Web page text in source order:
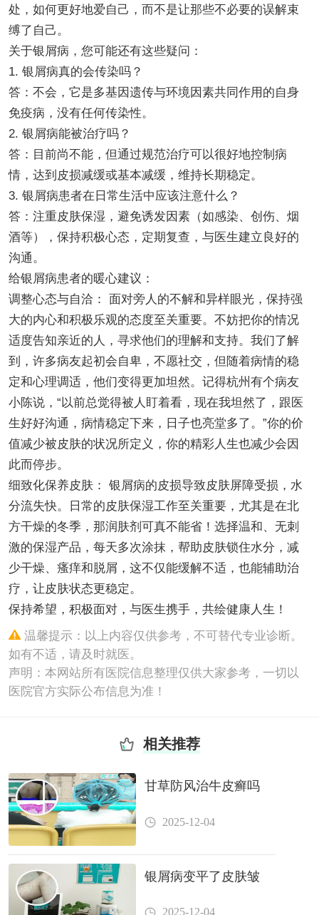
处，如何更好地爱自己，而不是让那些不必要的误解束
缚了自己。
关于银屑病，您可能还有这些疑问：
1. 银屑病真的会传染吗？
答：不会，它是多基因遗传与环境因素共同作用的自身
免疫病，没有任何传染性。
2. 银屑病能被治疗吗？
答：目前尚不能，但通过规范治疗可以很好地控制病
情，达到皮损减缓或基本减缓，维持长期稳定。
3. 银屑病患者在日常生活中应该注意什么？
答：注重皮肤保湿，避免诱发因素（如感染、创伤、烟
酒等），保持积极心态，定期复查，与医生建立良好的
沟通。
给银屑病患者的暖心建议：
调整心态与自洽： 面对旁人的不解和异样眼光，保持强
大的内心和积极乐观的态度至关重要。不妨把你的情况
适度告知亲近的人，寻求他们的理解和支持。我们了解
到，许多病友起初会自卑，不愿社交，但随着病情的稳
定和心理调适，他们变得更加坦然。记得杭州有个病友
小陈说，“以前总觉得被人盯着看，现在我坦然了，跟医
生好好沟通，病情稳定下来，日子也亮堂多了。”你的价
值减少被皮肤的状况所定义，你的精彩人生也减少会因
此而停步。
细致化保养皮肤： 银屑病的皮损导致皮肤屏障受损，水
分流失快。日常的皮肤保湿工作至关重要，尤其是在北
方干燥的冬季，那润肤剂可真不能省！选择温和、无刺
激的保湿产品，每天多次涂抹，帮助皮肤锁住水分，减
少干燥、瘙痒和脱屑，这不仅能缓解不适，也能辅助治
疗，让皮肤状态更稳定。
保持希望，积极面对，与医生携手，共绘健康人生！
温馨提示：以上内容仅供参考，不可替代专业诊断。
如有不适，请及时就医。
声明：本网站所有医院信息整理仅供大家参考，一切以
医院官方实际公布信息为准！
相关推荐
甘草防风治牛皮癣吗
2025-12-04
银屑病变平了皮肤皱
2025-12-04